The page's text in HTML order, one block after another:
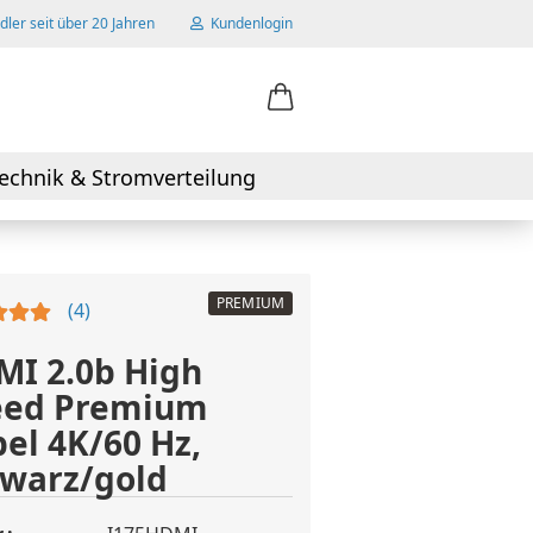
seit über 20 Jahren Kundenlogin
erstellen
vergessen?
& Stromverteilung
PREMIUM
4
2.0b High
Premium
4K/60 Hz,
gold